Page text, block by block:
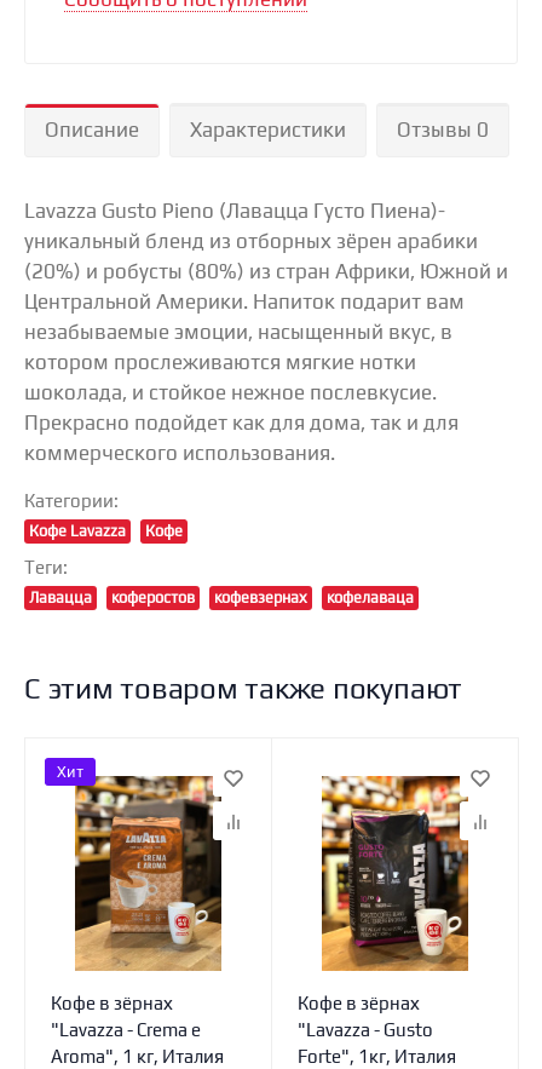
Описание Характеристики Отзывы 0
Lavazza Gusto Pieno (Лавацца Густо Пиена)-
уникальный бленд из отборных зёрен арабики
(20%) и робусты (80%) из стран Африки, Южной и
Центральной Америки. Напиток подарит вам
незабываемые эмоции, насыщенный вкус, в
котором прослеживаются мягкие нотки
шоколада, и стойкое нежное послевкусие.
Прекрасно подойдет как для дома, так и для
коммерческого использования.
Категории:
Кофе Lavazza Кофе
Теги:
Лавацца коферостов кофевзернах кофелаваца
С этим товаром также покупают
Кофе в зёрнах
"Lavazza - Crema e
Aroma", 1 кг, Италия
Хит
Кофе в зёрнах
"Lavazza - Gusto
Forte", 1кг, Италия